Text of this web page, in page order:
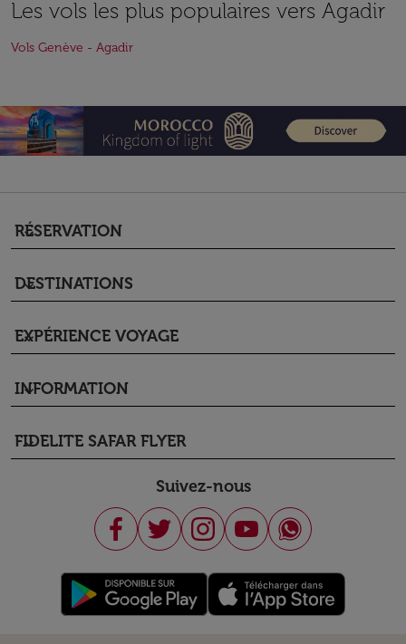
Les vols les plus populaires vers Agadir
Vols Genève - Agadir
RÉSERVATION
keyboard_arrow_down
DESTINATIONS
keyboard_arrow_down
EXPÉRIENCE VOYAGE
keyboard_arrow_down
INFORMATION
keyboard_arrow_down
FIDELITE SAFAR FLYER
keyboard_arrow_down
Suivez-nous